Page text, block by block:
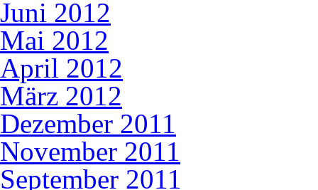
Juni 2012
Mai 2012
April 2012
März 2012
Dezember 2011
November 2011
September 2011